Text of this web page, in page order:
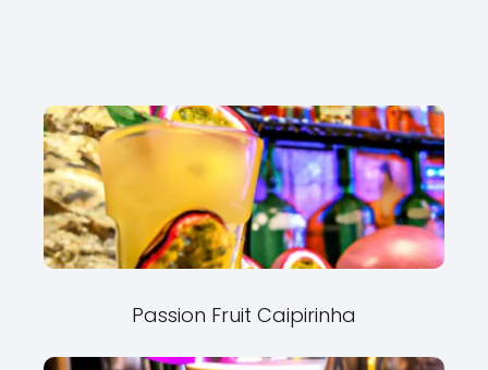
Passion Fruit Caipirinha